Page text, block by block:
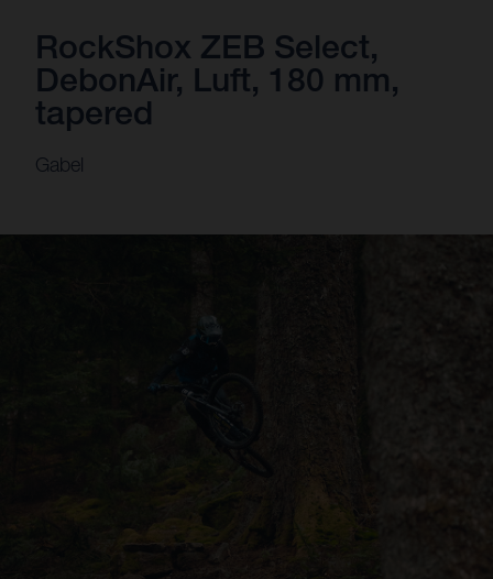
RockShox ZEB Select,
DebonAir, Luft, 180 mm,
tapered
Gabel